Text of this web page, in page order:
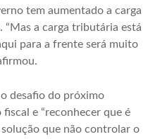
tem aumentado a carga
a carga tributária está
para a frente será muito
desafio do próximo
e “reconhecer que é
que não controlar o